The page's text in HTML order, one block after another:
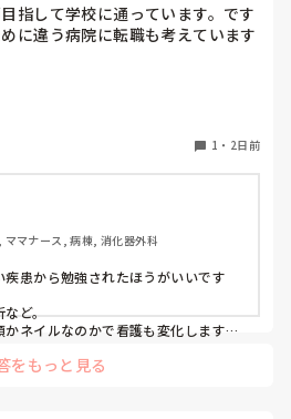
指して学校に通っています。です
に違う病院に転職も考えています
勉強して行けばいいでしょうか。
1 ・ 2日前
マナース, 病棟, 消化器外科
患から勉強されたほうがいいです
など。
ネイルなのかで看護も変化します。
をもっと見る